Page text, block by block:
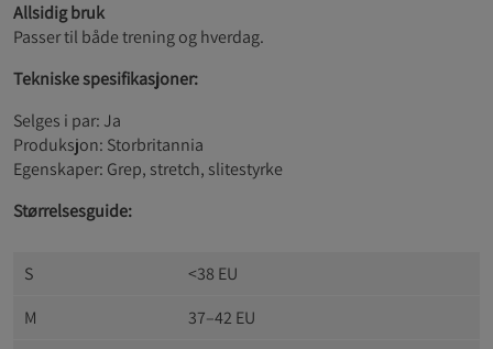
Allsidig bruk
Passer til både trening og hverdag.
Tekniske spesifikasjoner:
Selges i par: Ja
Produksjon: Storbritannia
Egenskaper: Grep, stretch, slitestyrke
Størrelsesguide:
S
<38 EU
M
37–42 EU